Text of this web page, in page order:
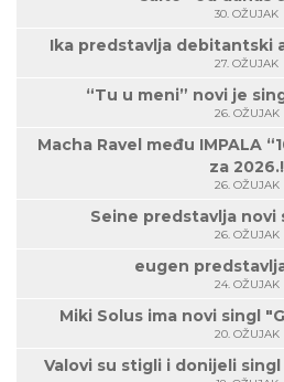
30. OŽUJAK
Ika predstavlja debitantski
27. OŽUJAK
“Tu u meni” novi je
26. OŽUJAK
Macha Ravel među IMPALA
za 2026.!
26. OŽUJAK
Seine predstavlja novi
26. OŽUJAK
eugen
24. OŽUJAK
Miki Solus ima novi singl
20. OŽUJAK
Valovi su stigli i donijeli